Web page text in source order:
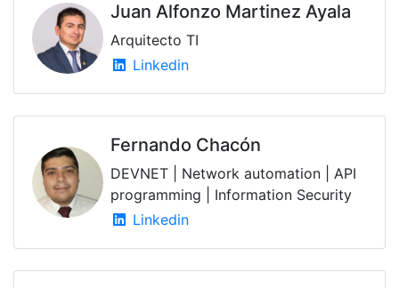
Juan Alfonzo Martinez Ayala
Arquitecto TI
Linkedin
Fernando Chacón
DEVNET | Network automation | API
programming | Information Security
Linkedin